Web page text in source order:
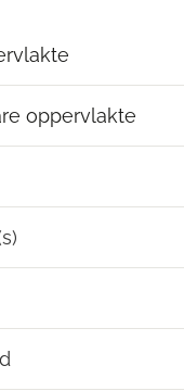
oppervlakte